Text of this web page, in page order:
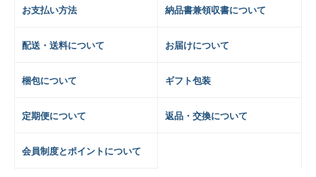
お支払い方法 納品書兼領収書について
配送・送料について お届けについて
梱包について ギフト包装
定期便について 返品・交換について
会員制度とポイントについて